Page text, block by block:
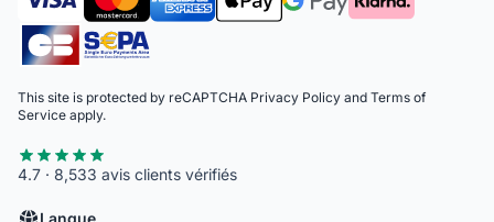
This site is protected by reCAPTCHA Privacy Policy and Terms of
Service apply.
4.7 · 8,533 avis clients vérifiés
Langue